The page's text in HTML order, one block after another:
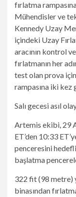
Mühendisler ve
Kennedy Uzay
içindeki Uzay
aracının kontrol
fırlatmanın her
test olan prova
rampasına iki kez
Salı gecesi asıl
Artemis ekibi, 29
ET’den 10:33
penceresini
başlatma
322 fit (98 metre)
binasından